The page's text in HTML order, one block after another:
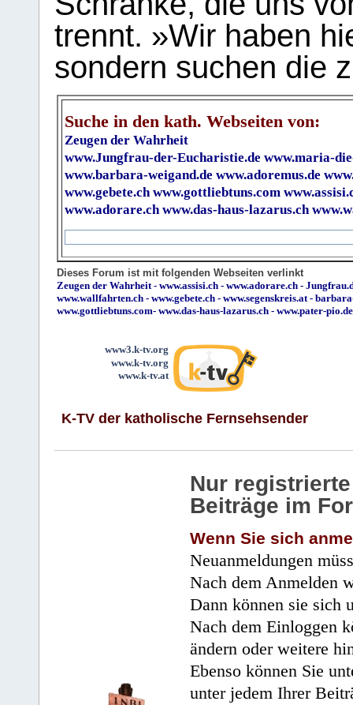
trennt. »Wir haben
sondern suchen die
Suche in den kath. Webseiten von:
Zeugen der Wahrheit
www.Jungfrau-der-Eucharistie.de www.maria-
www.barbara-weigand.de www.adoremus.de
www.gebete.ch www.gottliebtuns.com
www.adorare.ch www.das-haus-lazarus.ch
Dieses Forum ist mit folgenden Webseiten verlinkt
Zeugen der Wahrheit- www.assisi.ch - www.adorare.ch -
www.wallfahrten.ch - www.gebete.ch - www.segenskreis.at-
www.gottliebtuns.com- www.das-haus-lazarus.ch - www.pater-pio.de
www3.k-tv.org
www.k-tv.org
www.k-tv.at
K-TV der katholische Fernsehsender
Nur
Beiträge im
Wenn Sie sich
Neuanmeldungen
Nach dem Anmelden
Dann können sie sich
Nach dem Einloggen
ändern oder weitere
Ebenso können Sie
unter jedem Ihrer